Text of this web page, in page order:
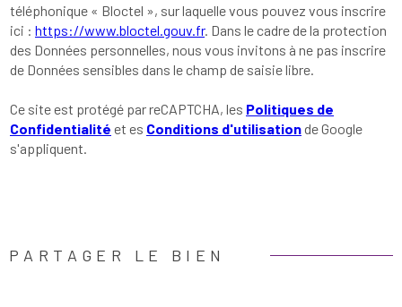
téléphonique « Bloctel », sur laquelle vous pouvez vous inscrire
ici : https://www.bloctel.gouv.fr. Dans le cadre de la protection
des Données personnelles, nous vous invitons à ne pas inscrire
de Données sensibles dans le champ de saisie libre.
Ce site est protégé par reCAPTCHA, les Politiques de
Confidentialité et es Conditions d'utilisationde Google
s'appliquent.
PARTAGER LE BIEN